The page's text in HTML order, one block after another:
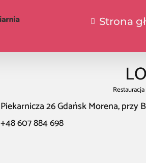
Strona
Piekarnicza 26 Gdańsk Morena, przy
+48 607 884 698